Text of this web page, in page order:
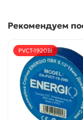
Рекомендуем
PVCT-1920Bl